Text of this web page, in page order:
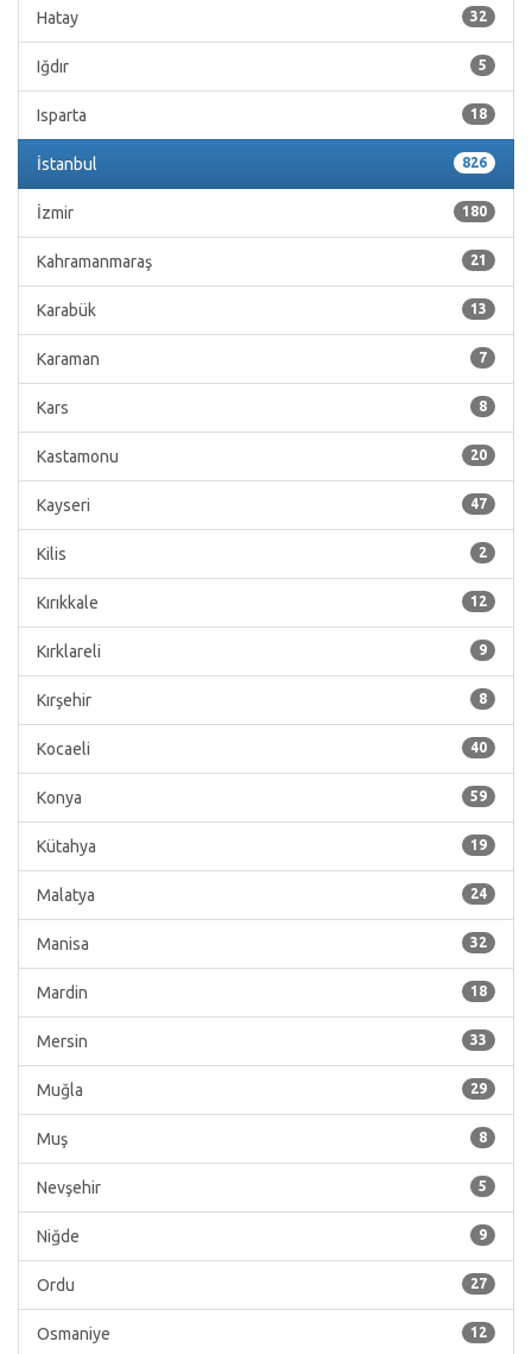
32
Hatay
5
Iğdır
18
Isparta
826
İstanbul
180
İzmir
21
Kahramanmaraş
13
Karabük
7
Karaman
8
Kars
20
Kastamonu
47
Kayseri
2
Kilis
12
Kırıkkale
9
Kırklareli
8
Kırşehir
40
Kocaeli
59
Konya
19
Kütahya
24
Malatya
32
Manisa
18
Mardin
33
Mersin
29
Muğla
8
Muş
5
Nevşehir
9
Niğde
27
Ordu
12
Osmaniye